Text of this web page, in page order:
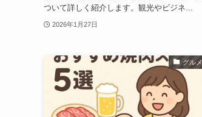
ついて詳しく紹介します。観光やビジネ...
2026年1月27日
グルメ